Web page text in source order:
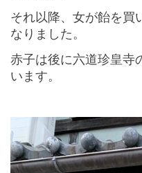
それ以降、女が飴を買
なりました。
赤子は後に六道珍皇寺
います。